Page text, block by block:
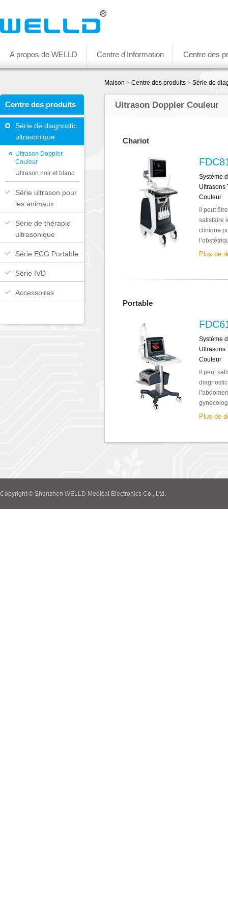
A propos de WELLD Centre d'Information Centre des
Centre des produits
Série de diagnostic
ultrasonique
Ultrason Doppler
Couleur
Ultrason noir et blanc
Série ultrason pour
les animaux
Série de thérapie
ultrasonique
Série ECG Portable
Série IVD
Accessoires
Maison > Centre des produits > Série de
Ultrason Doppler Couleur
Chariot
Système
Ultrasons
Couleur
Il peut
satisfaire
clinique
Plus de
Portable
Système
Ultrasons
Couleur
Il peut
Plus de
Copyright © Shenzhen WELLD Medical Electronics Co., Ltd.